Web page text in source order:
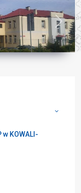
Next
w KOWALI-